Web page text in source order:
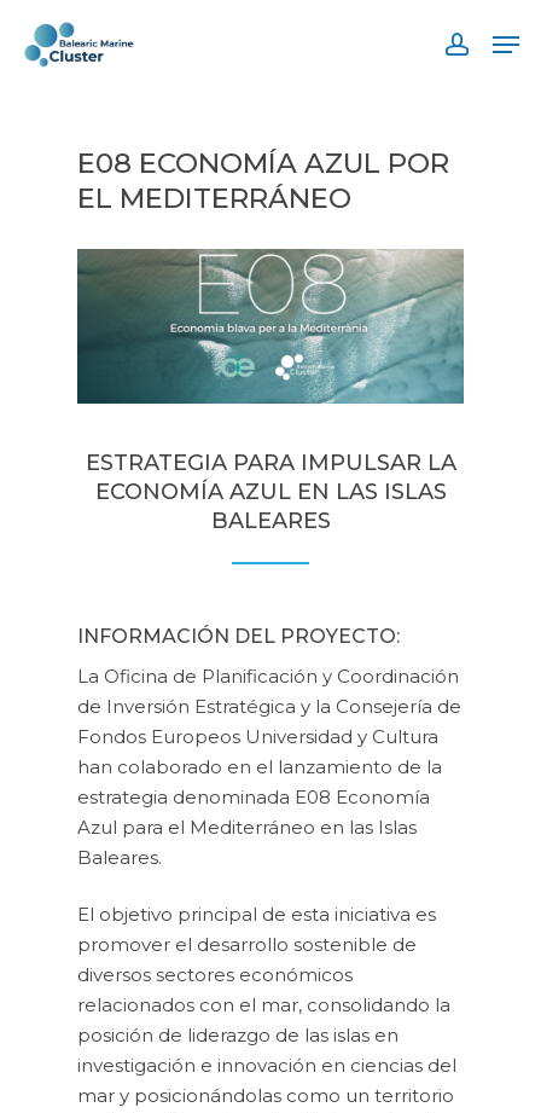
main
E08 ECONOMÍA AZUL POR
EL MEDITERRÁNEO
ESTRATEGIA PARA IMPULSAR LA
ECONOMÍA AZUL EN LAS ISLAS
BALEARES
INFORMACIÓN DEL PROYECTO:
La Oficina de Planificación y Coordinación
de Inversión Estratégica y la Consejería de
Fondos Europeos Universidad y Cultura
han colaborado en el lanzamiento de la
estrategia denominada E08 Economía
Azul para el Mediterráneo en las Islas
Baleares.
El objetivo principal de esta iniciativa es
promover el desarrollo sostenible de
diversos sectores económicos
relacionados con el mar, consolidando la
posición de liderazgo de las islas en
investigación e innovación en ciencias del
mar y posicionándolas como un territorio